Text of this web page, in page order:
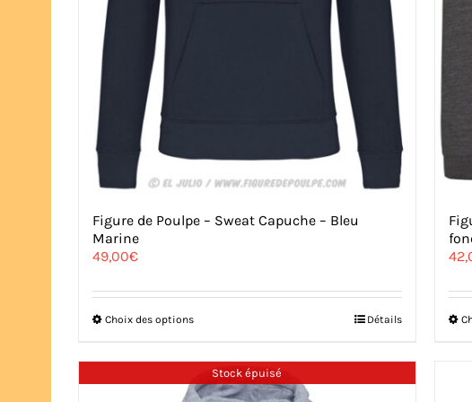
Figure de Poulpe – Sweat Capuche – Bleu
Marine
49,00€
Choix des optionsCe
plusieurs
variations.
Détails
Stock épuisé